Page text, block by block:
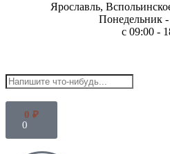
Ярославль,
Понедельник
с 09:00 -
0 ₽
0